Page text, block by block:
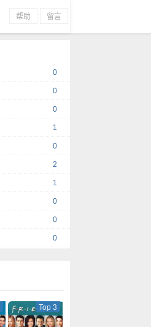
帮助 留言
0
0
0
1
0
2
1
0
0
0
Top 3